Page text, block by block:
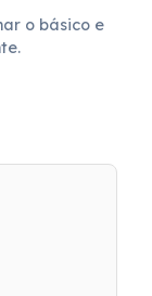
o básico e